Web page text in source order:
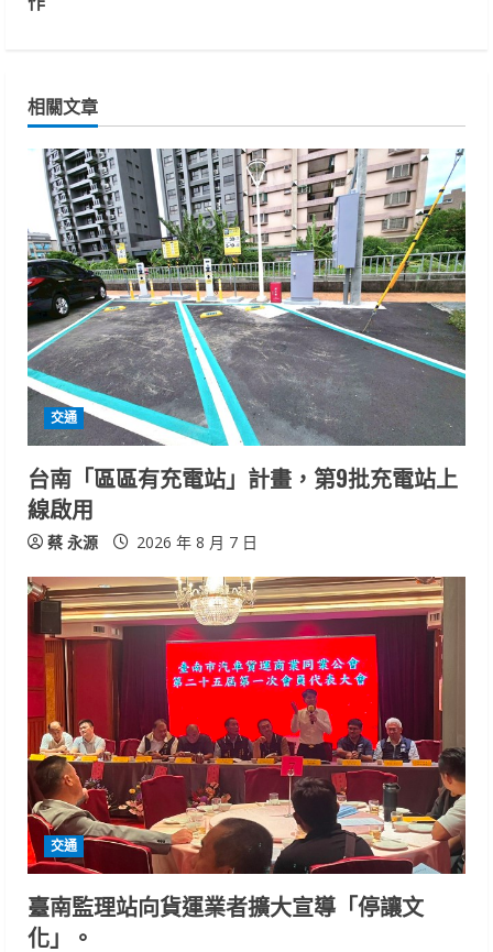
u
e
R
e
a
d
i
n
g
相關文章
交通
台南「區區有充電站」計畫，第9批充電站上
線啟用
蔡 永源 2026 年 8 月 7 日
交通
臺南監理站向貨運業者擴大宣導「停讓文
化」。